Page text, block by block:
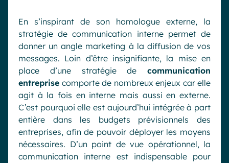
En s’inspirant de son homologue externe, la
stratégie de communication interne permet de
donner un angle marketing à la diffusion de vos
messages. Loin d’être insignifiante, la mise en
place d’une stratégie de communication
entreprise comporte de nombreux enjeux car elle
agit à la fois en interne mais aussi en externe.
C’est pourquoi elle est aujourd’hui intégrée à part
entière dans les budgets prévisionnels des
entreprises, afin de pouvoir déployer les moyens
nécessaires. D’un point de vue opérationnel, la
communication interne est indispensable pour